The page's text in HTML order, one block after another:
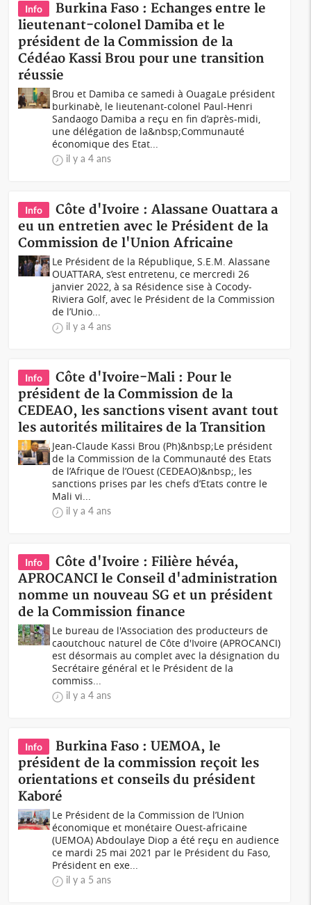
Info
Burkina Faso : Echanges entre le
lieutenant-colonel Damiba et le
président de la Commission de la
Cédéao Kassi Brou pour une transition
réussie
Brou et Damiba ce samedi à Ouaga Le président
burkinabè, le lieutenant-colonel Paul-Henri
Sandaogo Damiba a reçu en fin d’après-midi,
une délégation de la&nbsp;Communauté
économique des Etat...
il y a 4 ans
Info
Côte d'Ivoire : Alassane Ouattara a
eu un entretien avec le Président de la
Commission de l'Union Africaine
Le Président de la République, S.E.M. Alassane
OUATTARA, s’est entretenu, ce mercredi 26
janvier 2022, à sa Résidence sise à Cocody-
Riviera Golf, avec le Président de la Commission
de l’Unio...
il y a 4 ans
Info
Côte d'Ivoire-Mali : Pour le
président de la Commission de la
CEDEAO, les sanctions visent avant tout
les autorités militaires de la Transition
Jean-Claude Kassi Brou (Ph)&nbsp;Le président
de la Commission de la Communauté des Etats
de l’Afrique de l’Ouest (CEDEAO)&nbsp;, les
sanctions prises par les chefs d’Etats contre le
Mali vi...
il y a 4 ans
Info
Côte d'Ivoire : Filière hévéa,
APROCANCI le Conseil d'administration
nomme un nouveau SG et un président
de la Commission finance
Le bureau de l'Association des producteurs de
caoutchouc naturel de Côte d'Ivoire (APROCANCI)
est désormais au complet avec la désignation du
Secrétaire général et le Président de la
commiss...
il y a 4 ans
Info
Burkina Faso : UEMOA, le
président de la commission reçoit les
orientations et conseils du président
Kaboré
Le Président de la Commission de l’Union
économique et monétaire Ouest-africaine
(UEMOA) Abdoulaye Diop a été reçu en audience
ce mardi 25 mai 2021 par le Président du Faso,
Président en exe...
il y a 5 ans